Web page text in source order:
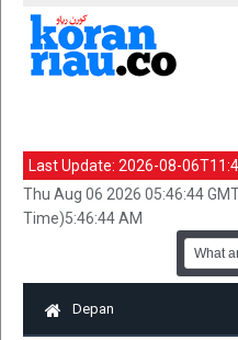
Last Update: 2026-08-
Thu Aug 06 2026 05:46:44
Time)5:46:44 AM
Depan